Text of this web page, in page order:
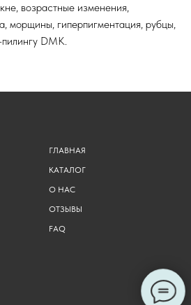
возрастные изменения,
морщины, гиперпигментация, рубцы,
DMK.
ГЛАВНАЯ
КАТАЛОГ
О НАС
ОТЗЫВЫ
FAQ